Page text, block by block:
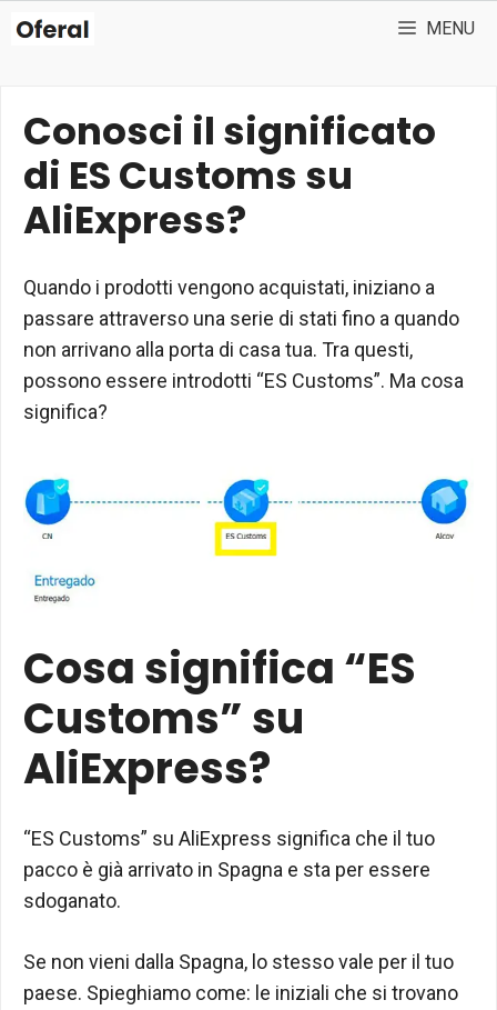
MENU
Conosci il significato
di ES Customs su
AliExpress?
Quando i prodotti vengono acquistati, iniziano a
passare attraverso una serie di stati fino a quando
non arrivano alla porta di casa tua. Tra questi,
possono essere introdotti “ES Customs”. Ma cosa
significa?
Cosa significa “ES
Customs” su
AliExpress?
“ES Customs” su AliExpress significa che il tuo
pacco è già arrivato in Spagna e sta per essere
sdoganato.
Se non vieni dalla Spagna, lo stesso vale per il tuo
paese. Spieghiamo come: le iniziali che si trovano